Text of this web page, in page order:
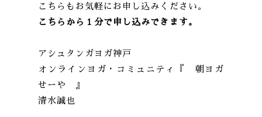
こちらもお気軽にお申し込みください。
こちらから１分で申し込みできます。
アシュタンガヨガ神戸
オンラインヨガ・コミュニティ『 朝ヨガ
せーや 』
清水誠也